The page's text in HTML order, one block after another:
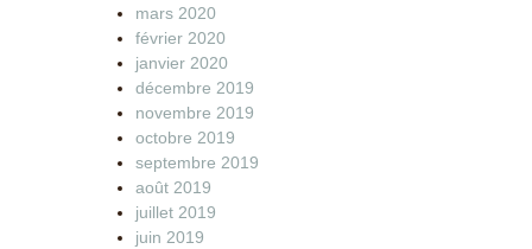
mars 2020
février 2020
janvier 2020
décembre 2019
novembre 2019
octobre 2019
septembre 2019
août 2019
juillet 2019
juin 2019